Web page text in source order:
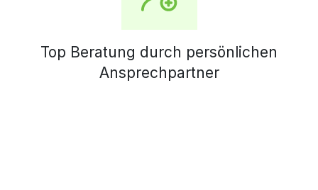
Top Beratung durch persönlichen
Ansprechpartner